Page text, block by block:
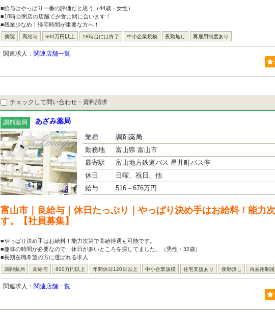
■給与はやっぱり一番の評価だと思う（44歳・女性）
■18時台閉店の店舗で夕食に間に合います！
■残業少なめ！帰宅時間が重要な方へ！
病院 高給与 600万円以上 18時台には終了 中小企業規模 夜勤無し 再雇用制度あり
関連求人： 関連店舗一覧
チェックして問い合わせ・資料請求
調剤薬局 あざみ薬局
業種
調剤薬局
勤務地
富山県 富山市
最寄駅
富山地方鉄道バス 星井町バス停
休日
日曜、祝日、他
給与
516～676万円
富山市｜良給与｜休日たっぷり｜やっぱり決め手はお給料！能力
す。【社員募集】
■やっぱり決め手はお給料！能力次第で高給待遇も可能です。
■趣味の時間が必要なので、休日が多いところを探してました。（男性・32歳）
■長期在職希望の方に選ばれる求人
調剤薬局 高給与 600万円以上 年間休日120日以上 中小企業規模 住宅支援あり 夜勤無し 再雇用制
関連求人： 関連店舗一覧